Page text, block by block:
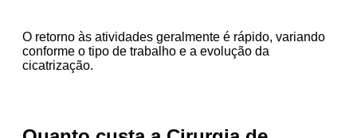
O retorno às atividades geralmente é rápido, variando
conforme o tipo de trabalho e a evolução da
cicatrização.